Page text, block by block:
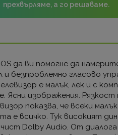
прехвърляме, а го решаваме.
да ви помогне да
безпроблемно гласово
е малък, лек и с
Ясни изображения. Рязкост
показва, че всеки
е всичко. Тук високият
Dolby Audio. От